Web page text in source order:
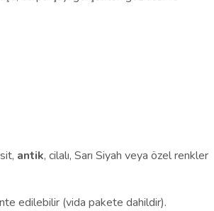
antik, cilalı, Sarı Siyah veya özel renkler
edilebilir (vida pakete dahildir).